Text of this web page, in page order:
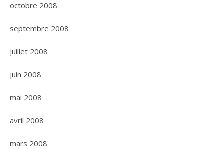
octobre 2008
septembre 2008
juillet 2008
juin 2008
mai 2008
avril 2008
mars 2008